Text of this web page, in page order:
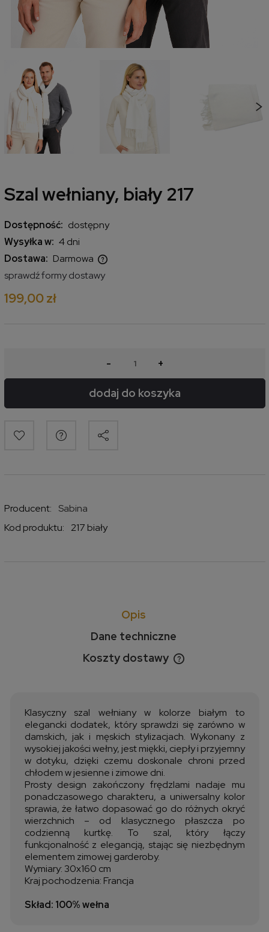
Szal wełniany, biały 217
Dostępność: dostępny
Wysyłka w: 4 dni
Dostawa: Darmowa
Cena nie zawiera ewentualnych kosztów płatności
sprawdź formy dostawy
199,00 zł
- +
dodaj do koszyka
Producent:
Sabina
Kod produktu:
217 biały
Opis
Dane techniczne
Koszty dostawy
Cena nie zawiera ewentualnych kosztów płatności
Klasyczny szal wełniany w kolorze białym to
elegancki dodatek, który sprawdzi się zarówno w
damskich, jak i męskich stylizacjach. Wykonany z
wysokiej jakości wełny, jest miękki, ciepły i przyjemny
w dotyku, dzięki czemu doskonale chroni przed
chłodem w jesienne i zimowe dni.
Prosty design zakończony frędzlami nadaje mu
ponadczasowego charakteru, a uniwersalny kolor
sprawia, że łatwo dopasować go do różnych okryć
wierzchnich – od klasycznego płaszcza po
codzienną kurtkę. To szal, który łączy
funkcjonalność z elegancją, stając się niezbędnym
elementem zimowej garderoby.
Wymiary: 30x160 cm
Kraj pochodzenia: Francja
Skład: 100% wełna